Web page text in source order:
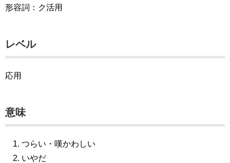
形容詞：ク活用
レベル
応用
意味
つらい・嘆かわしい
いやだ